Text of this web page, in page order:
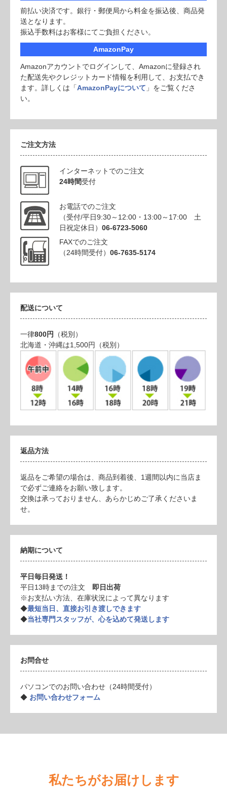
前払い決済です。銀行・郵便局から料金を振込後、商品発
送となります。
振込手数料はお客様にてご負担ください。
AmazonPay
Amazonアカウントでログインして、Amazonに登録され
た配送先やクレジットカード情報を利用して、お支払でき
ます。詳しくは「AmazonPayについて 」をご覧くださ
い。
ご注文方法
インターネットでのご注文
24時間受付
お電話でのご注文
（受付/平日9:30～12:00・13:00～17:00 土
日祝定休日） 06-6723-5060
FAXでのご注文
（24時間受付） 06-7635-5174
配送について
一律800円
（税別）
北海道・沖縄は1,500円（税別）
返品方法
返品をご希望の場合は、商品到着後、1週間以内に当店ま
で必ずご連絡をお願い致します。
交換は承っておりません、あらかじめご了承くださいま
せ。
納期について
平日毎日発送！
平日13時までの注文 即日出荷
※お支払い方法、在庫状況によって異なります
◆最短当日、直接お引き渡しできます
◆当社専門スタッフが、心を込めて発送します
お問合せ
パソコンでのお問い合わせ（24時間受付）
◆ お問い合わせフォーム
私たちがお届けします